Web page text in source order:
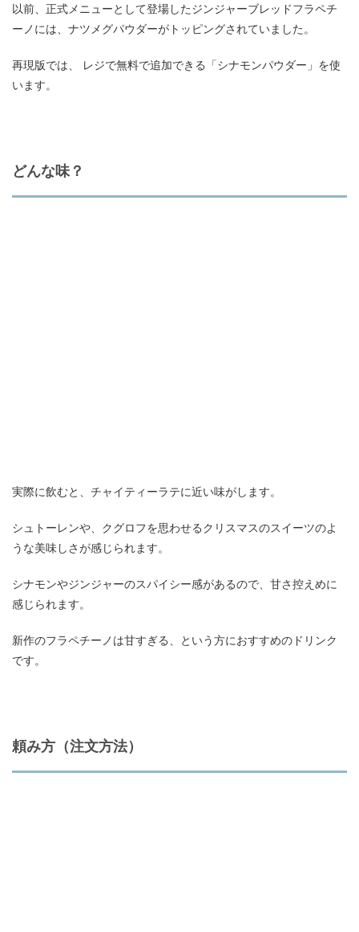
以前、正式メニューとして登場したジンジャーブレッドフラペチ
ーノには、ナツメグパウダーがトッピングされていました。
再現版では、 レジで無料で追加できる「シナモンパウダー」を使
います。
どんな味？
実際に飲むと、チャイティーラテに近い味がします。
シュトーレンや、クグロフを思わせるクリスマスのスイーツのよ
うな美味しさが感じられます。
シナモンやジンジャーのスパイシー感があるので、甘さ控えめに
感じられます。
新作のフラペチーノは甘すぎる、という方におすすめのドリンク
です。
頼み方（注文方法）